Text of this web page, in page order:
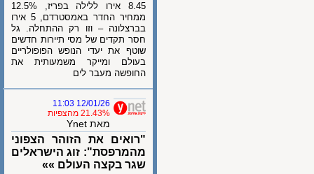
8.45 אירו ללילה בפריז, 12.5%
ממחיר החדר באמסטרדם, 5 אירו
בברצלונה – וזו רק ההתחלה. גל
חסר תקדים של מסי תיירות חדשים
שוטף את יעדי הנופש הפופולריים
בעולם ומייקר משמעותית את
החופשה מעבר לים
12/01/26 11:03
21.43% מהצפיות
מאת Ynet
"רואים את הזוהר הצפוני
מהמרפסת": זוג הישראלים
שגר בקצה העולם »»